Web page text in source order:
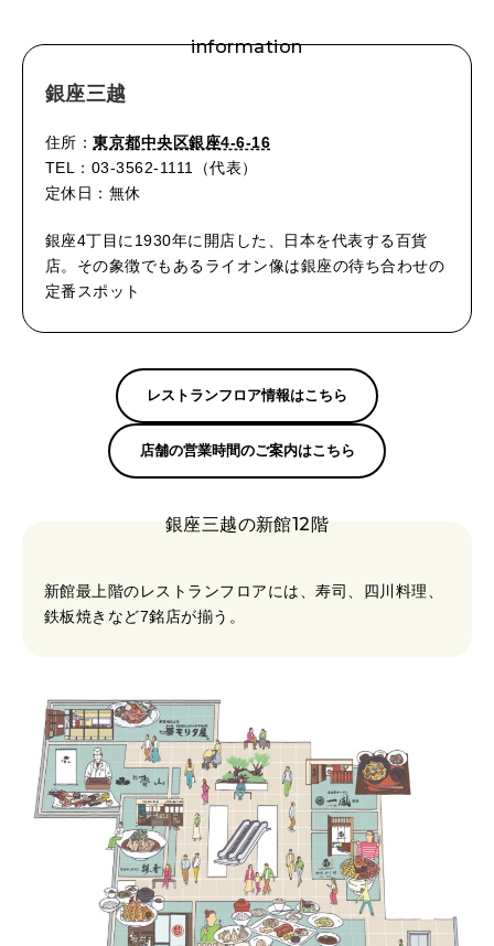
information
銀座三越
住所：東京都中央区銀座4-6-16
TEL：03-3562-1111（代表）
定休日：無休
銀座4丁目に1930年に開店した、日本を代表する百貨
店。その象徴でもあるライオン像は銀座の待ち合わせの
定番スポット
レストランフロア情報はこちら
店舗の営業時間のご案内はこちら
銀座三越の新館12階
新館最上階のレストランフロアには、寿司、四川料理、
鉄板焼きなど7銘店が揃う。